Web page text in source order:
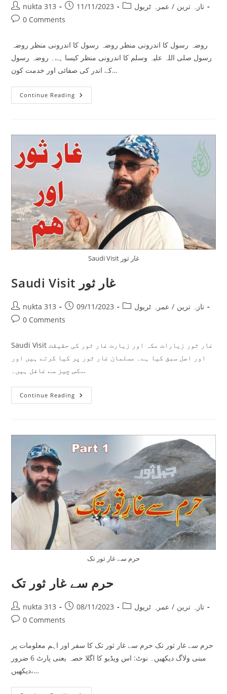
Post
author:
nukta 313
Post
published:
11/11/2023
Post
تازہ ترین / عمرہ ٹریول
Post0 Comments
روضہ رسول کا اندرونی منظر روضہ رسول کا اندرونی منظر روضہ
رسول صلی اللہ علیہ وسلم کا اندرونی منظر کیسا ہے۔ روضہ رسول
کے اندر کی صفائی اور خدمت کون…
Continue Reading روضہ
رسول
Saudi Visit غار ثور
Saudi Visit غار ثور
Post
author:
nukta 313
Post
published:
09/11/2023
Post
تازہ ترین / عمرہ ٹریول
Post0 Comments
Saudi Visit غار ثور زیارات مکہ اور زیارت غار ثور کی حقیقت
اور اصل سبق کیا ہے۔ مسلمان غار ثور پر کیا کرتے ہیں اور
کس چیز سے غافل ہیں۔…
Continue Reading Saudi
Visit
حرم سے غار ثور تک
حرم سے غار ثور تک
Post
author:
nukta 313
Post
published:
08/11/2023
Post
تازہ ترین / عمرہ ٹریول
Post0 Comments
حرم سے غار ثور تک حرم سے غار ثور تک کا سفر اور اہم معلومات پر
مبنی ولاگ دیکھیں۔ نوٹ: اس ویڈیو کا اگلا حصہ یعنی پارٹ 6 ضرور
دیکھیں،…